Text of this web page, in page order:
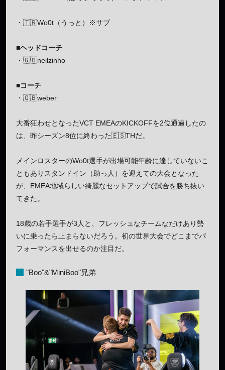
・🇹🇷Wo0t（うっと）※サブ
■ヘッドコーチ
・🇬🇧neilzinho
■コーチ
・🇬🇧weber
大番狂わせとなったVCT EMEAのKICKOFFを2位通過したの
は、昨シーズン8位に終わった🇪🇸THだ。
メインロスターのWo0t選手が出場可能年齢に達していないこ
ともありスタンドイン（助っ人）を迎えての大会となった
が、EMEA地域らしい綺麗なセットアップで試合を勝ち抜い
てきた。
18歳の若手選手が3人と、フレッシュなチームなだけあり勢
いに乗ったら止まらないだろう。初の世界大会でどこまでパ
フォーマンスを出せるのか注目だ。
"Boo"&"MiniBoo"兄弟